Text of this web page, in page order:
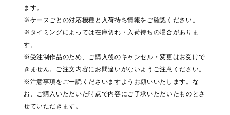
ます。
※ケースごとの対応機種と入荷待ち情報をご確認ください。
※タイミングによっては在庫切れ・入荷待ちの場合がありま
す。
※受注制作品のため、ご購入後のキャンセル・変更はお受けで
きません。ご注文内容にお間違いがないようご注意ください。
※注意事項をご一読くださいますようお願いいたします。な
お、ご購入いただいた時点で内容にご了承いただいたものとさ
せていただきます。